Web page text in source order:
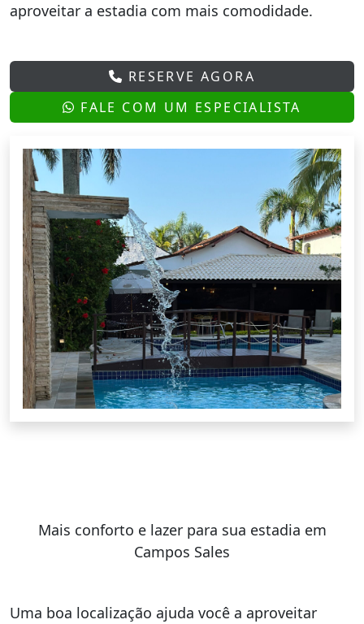
aproveitar a estadia com mais comodidade.
RESERVE AGORA
FALE COM UM ESPECIALISTA
Mais conforto e lazer para sua estadia em
Campos Sales
Uma boa localização ajuda você a aproveitar